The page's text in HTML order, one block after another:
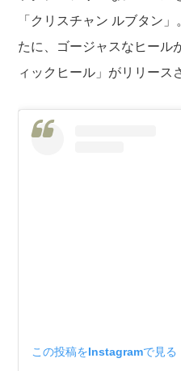
「クリスチャン ルブタン
たに、ゴージャスなヒール
ィックヒール」がリリース
この投稿をInstagramで見る